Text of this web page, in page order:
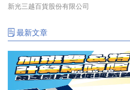
新光三越百貨股份有限公司
最新文章